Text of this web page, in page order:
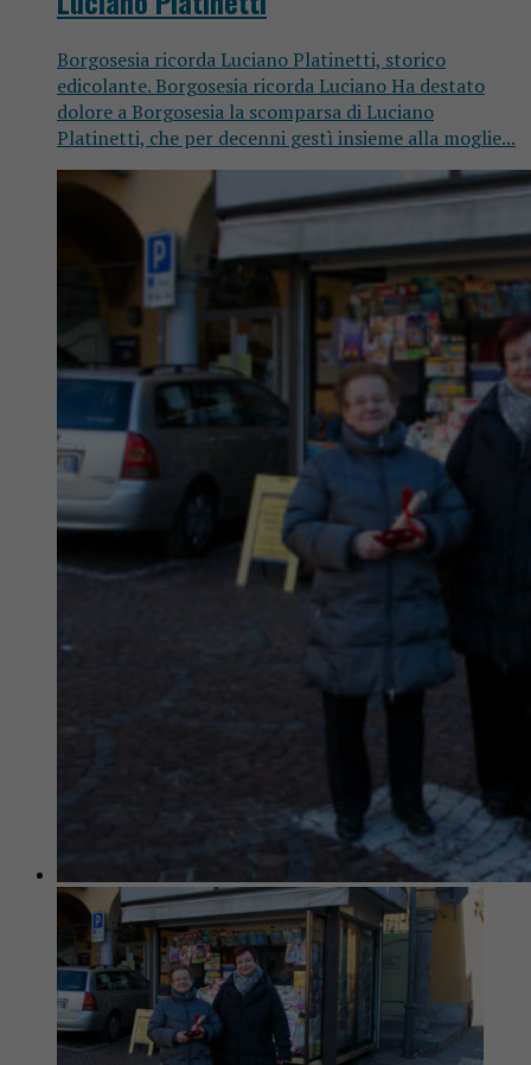
Borgosesia ricorda Luciano Platinetti, storico
edicolante. Borgosesia ricorda Luciano Ha destato
dolore a Borgosesia la scomparsa di Luciano
Platinetti, che per decenni gestì insieme alla moglie...